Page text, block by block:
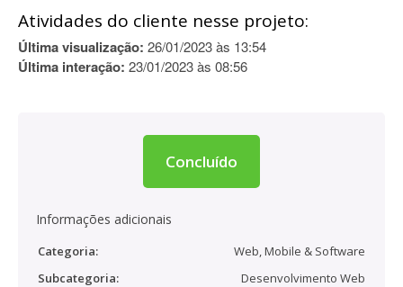
Atividades do cliente nesse projeto:
Última visualização: 26/01/2023 às 13:54
Última interação: 23/01/2023 às 08:56
Concluído
Informações adicionais
Categoria:
Web, Mobile & Software
Subcategoria:
Desenvolvimento Web